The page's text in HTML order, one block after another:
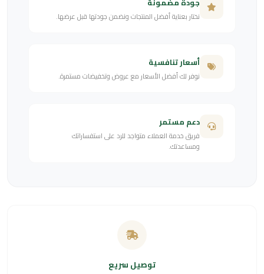
نختار بعناية أفضل المنتجات ونضمن جودتها قبل عرضها.
أسعار تنافسية
نوفر لك أفضل الأسعار مع عروض وتخفيضات مستمرة.
دعم مستمر
فريق خدمة العملاء متواجد للرد على استفساراتك
ومساعدتك.
توصيل سريع